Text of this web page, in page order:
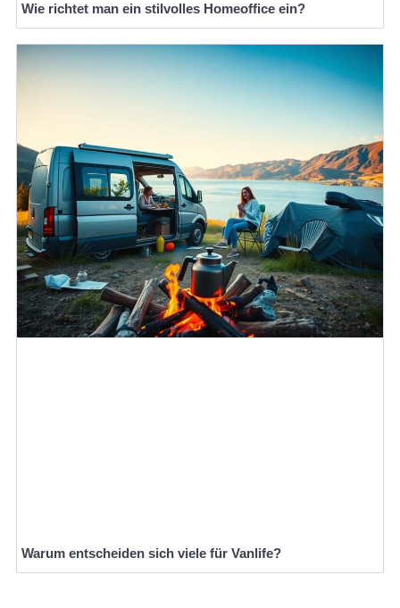
Wie richtet man ein stilvolles Homeoffice ein?
Warum entscheiden sich viele für Vanlife?